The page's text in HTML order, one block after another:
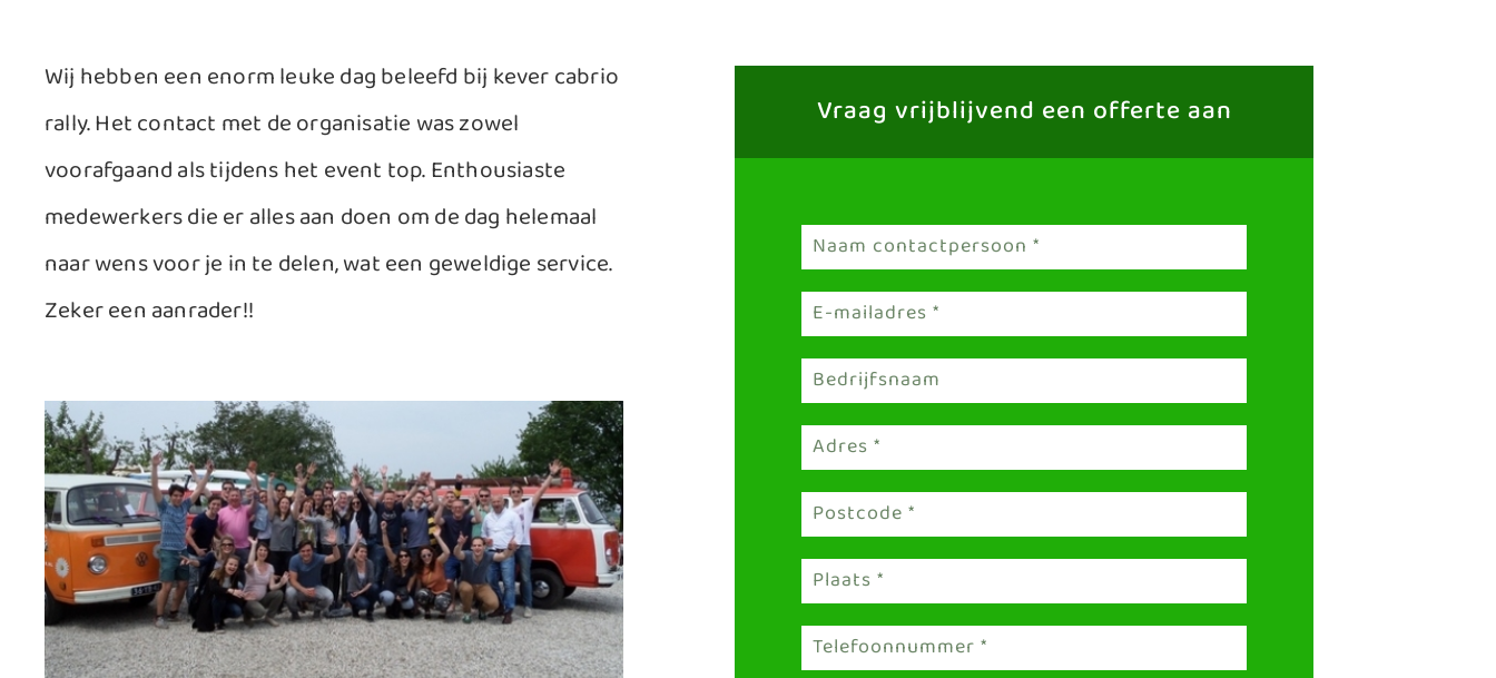
Wij hebben een enorm leuke dag beleefd bij kever cabrio
rally. Het contact met de organisatie was zowel
voorafgaand als tijdens het event top. Enthousiaste
medewerkers die er alles aan doen om de dag helemaal
naar wens voor je in te delen, wat een geweldige service.
Zeker een aanrader!!
Vraag vrijblijvend een offerte aan